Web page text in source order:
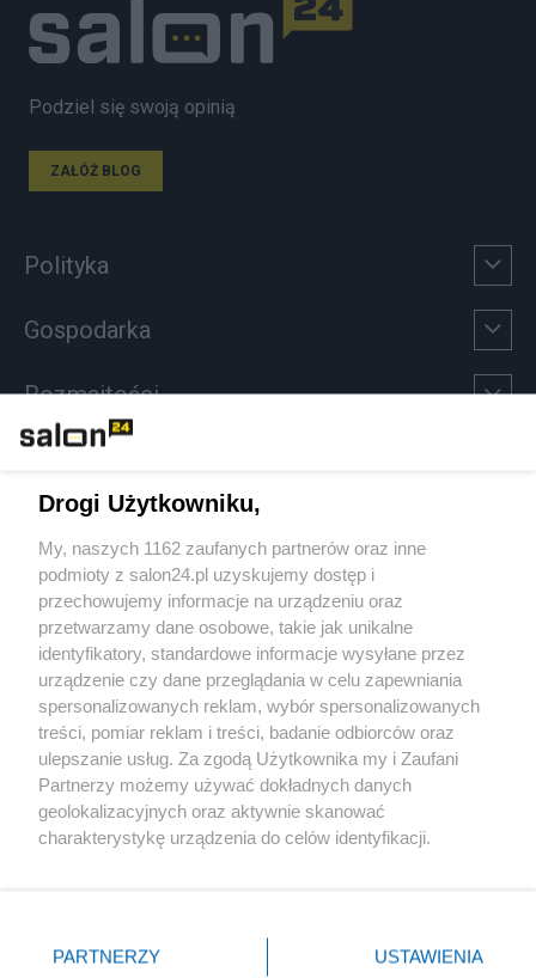
Podziel się swoją opinią
ZAŁÓŻ BLOG
Polityka
Gospodarka
Rozmaitości
Sport
Społeczeństwo
Kultura
X Facebook Instagram Youtube
Drogi Użytkowniku,
My, naszych 1162 zaufanych partnerów oraz inne
podmioty z salon24.pl uzyskujemy dostęp i
przechowujemy informacje na urządzeniu oraz
przetwarzamy dane osobowe, takie jak unikalne
identyfikatory, standardowe informacje wysyłane przez
urządzenie czy dane przeglądania w celu zapewniania
spersonalizowanych reklam, wybór spersonalizowanych
treści, pomiar reklam i treści, badanie odbiorców oraz
ulepszanie usług. Za zgodą Użytkownika my i Zaufani
Partnerzy możemy używać dokładnych danych
geolokalizacyjnych oraz aktywnie skanować
charakterystykę urządzenia do celów identyfikacji.
zmienić/wycofać klikając przycisk ustawień prywatności
znajdujący się w lewym dolnym rogu strony
PARTNERZY USTAWIENIA